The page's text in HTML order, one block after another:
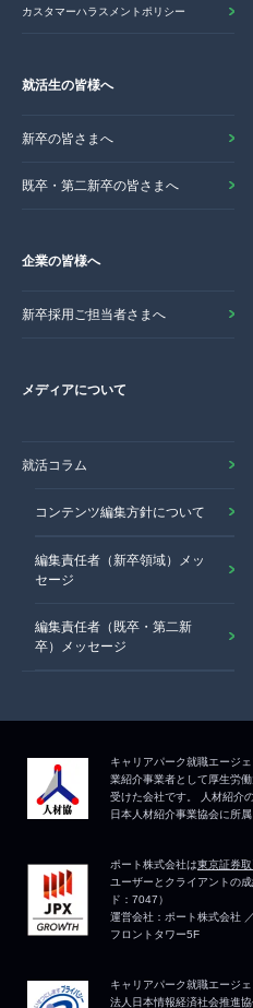
カスタマーハラスメントポリシー
就活生の皆様へ
新卒の皆さまへ
既卒・第二新卒の皆さまへ
企業の皆様へ
新卒採用ご担当者さまへ
メディアについて
就活コラム
コンテンツ編集方針について
編集責任者（新卒領域）メッ
セージ
編集責任者（既卒・第二新
卒）メッセージ